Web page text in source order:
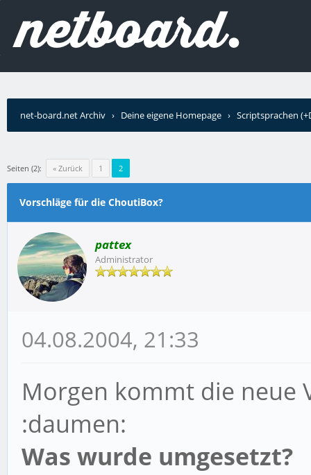
net-board.net Archiv › Deine eigene Homepage › Scriptsprachen
Seiten (2): « Zurück 1 2
Vorschläge für die ChoutiBox?
pattex
Administrator
04.08.2004, 21:33
Morgen kommt die neue
:daumen:
Was wurde umgesetzt?